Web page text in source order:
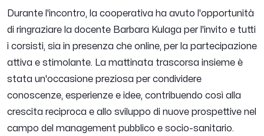
Durante l'incontro, la cooperativa ha avuto l'opportunità
di ringraziare la docente Barbara Kulaga per l'invito e tutti
i corsisti, sia in presenza che online, per la partecipazione
attiva e stimolante. La mattinata trascorsa insieme è
stata un'occasione preziosa per condividere
conoscenze, esperienze e idee, contribuendo così alla
crescita reciproca e allo sviluppo di nuove prospettive nel
campo del management pubblico e socio-sanitario.